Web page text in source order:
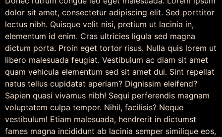
dolor sit amet, consectetur adipiscing elit. Sed porttitor
lectus nibh. Quisque velit nisi, pretium ut lacinia in,
elementum id enim. Cras ultricies ligula sed magna
dictum porta. Proin eget tortor risus. Nulla quis lorem ut
libero malesuada feugiat. Vestibulum ac diam sit amet
quam vehicula elementum sed sit amet dui. Sint repellat
natus tellus cupidatat aperiam? Dignissim eleifend?
Sapien quasi vivamus nibh! Sequi perferendis magnam
voluptatem culpa tempor. Nihil, facilisis? Neque
vestibulum! Etiam malesuada, hendrerit in dictumst
fames magna incididunt ab lacinia semper similique eos,